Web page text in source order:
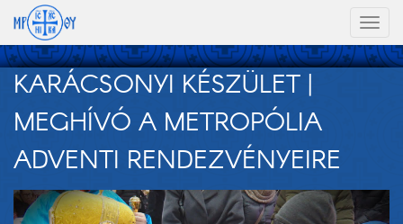
KARÁCSONYI KÉSZÜLET |
MEGHÍVÓ A METROPÓLIA
ADVENTI RENDEZVÉNYEIRE